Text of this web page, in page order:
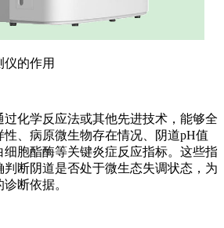
的作用
化学反应法或其他先进技术，能够全
、病原微生物存在情况、阴道pH值
细胞酯酶等关键炎症反应指标。这些指
断阴道是否处于微生态失调状态，为
断依据。